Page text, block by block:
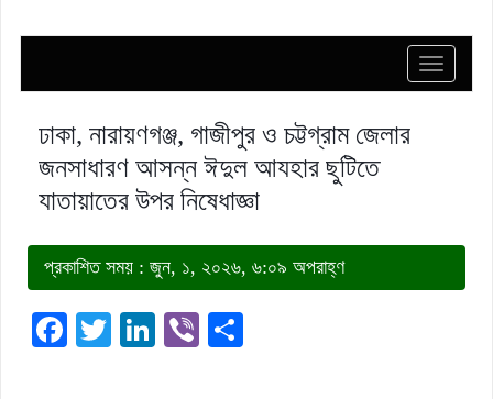
Toggle
ঢাকা, নারায়ণগঞ্জ, গাজীপুর ও চট্টগ্রাম জেলার
জনসাধারণ আসন্ন ঈদুল আযহার ছুটিতে
যাতায়াতের উপর নিষেধাজ্ঞা
প্রকাশিত সময় : জুন, ১, ২০২৬, ৬:০৯ অপরাহ্ণ
Facebook
TwitterLinkedIn
Viber